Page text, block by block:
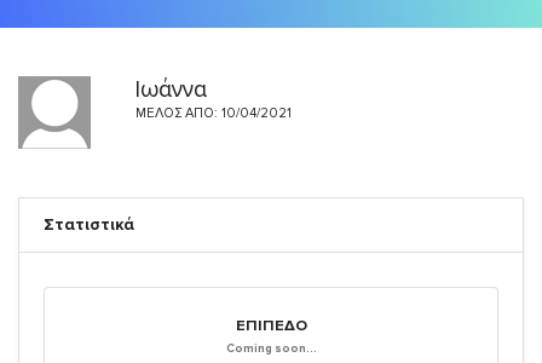
Ιωάννα
ΜΈΛΟΣ ΑΠΌ: 10/04/2021
Στατιστικά
ΕΠΊΠΕΔΟ
Coming soon...